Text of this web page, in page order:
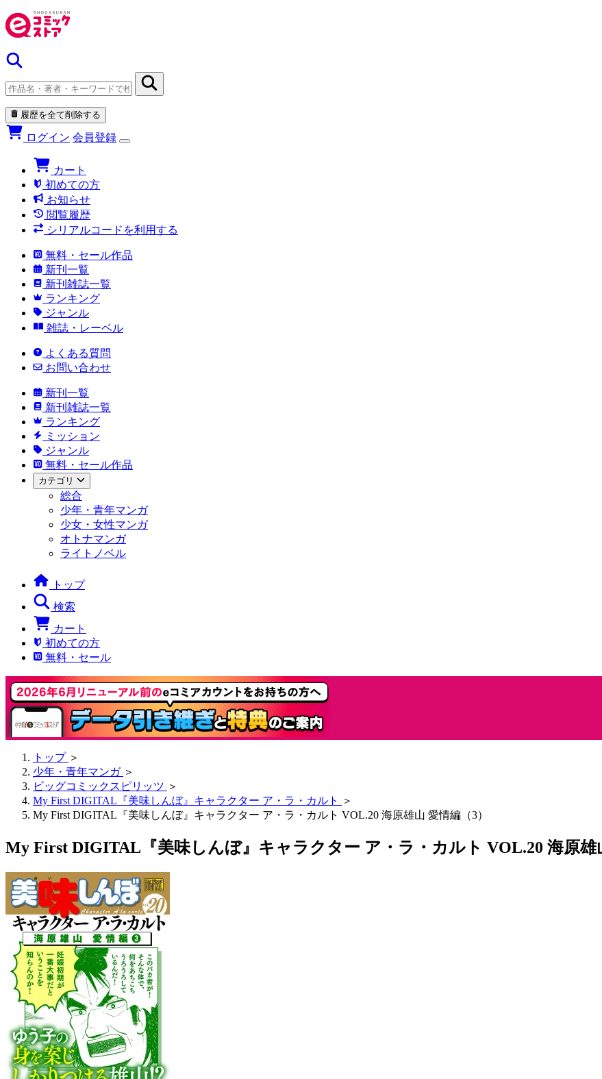
履歴を全て削除する
ログイン 会員登録
カート
初めての方
お知らせ
閲覧履歴
シリアルコードを利用する
無料・セール作品
新刊一覧
新刊雑誌一覧
ランキング
ジャンル
雑誌・レーベル
よくある質問
お問い合わせ
新刊一覧
新刊雑誌一覧
ランキング
ミッション
ジャンル
無料・セール作品
カテゴリ
総合
少年・青年マンガ
少女・女性マンガ
オトナマンガ
ライトノベル
トップ
検索
カート
初めての方
無料・セール
トップ ＞
少年・青年マンガ ＞
ビッグコミックスピリッツ ＞
My First DIGITAL『美味しんぼ』キャラクター ア・ラ・カルト
＞
My First DIGITAL『美味しんぼ』キャラクター ア・ラ・カルト VOL.20 海原雄山 愛情編（3）
My First DIGITAL『美味しんぼ』キャラクター ア・ラ・カルト VOL.20 海原雄